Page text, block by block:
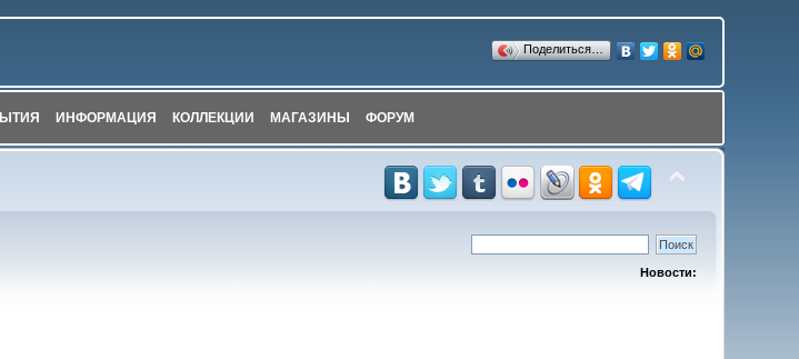
Поделиться…
ИНФОРМАЦИЯ КОЛЛЕКЦИИ МАГАЗИНЫ ФОРУМ
Новости: